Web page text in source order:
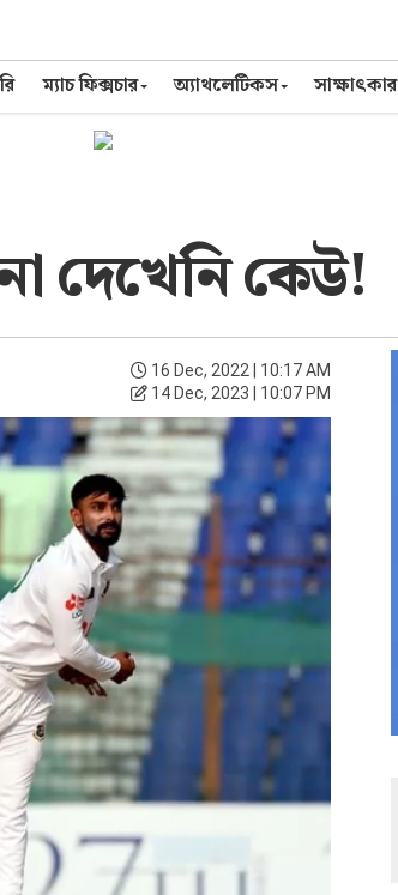
ম্যাচ ফিক্সচার অ্যাথলেটিকস সাক্ষাৎকার
দেখেনি কেউ!
16 Dec, 2022 | 10:17 AM
14 Dec, 2023 | 10:07 PM